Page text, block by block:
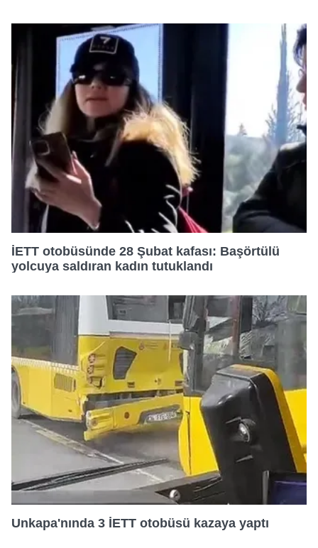
İETT otobüsünde 28 Şubat kafası: Başörtülü
yolcuya saldıran kadın tutuklandı
Unkapa'nında 3 İETT otobüsü kazaya yaptı